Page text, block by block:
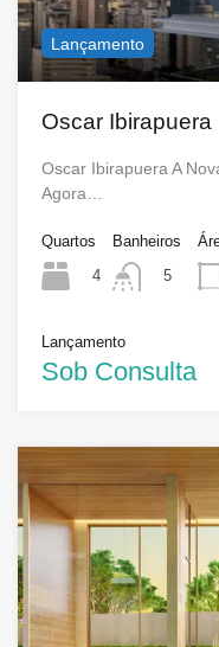
Lançamento
Oscar Ibirapuera
Oscar Ibirapuera A
Agora…
Quartos
4
Banheiros
5
Lançamento
Sob Consulta